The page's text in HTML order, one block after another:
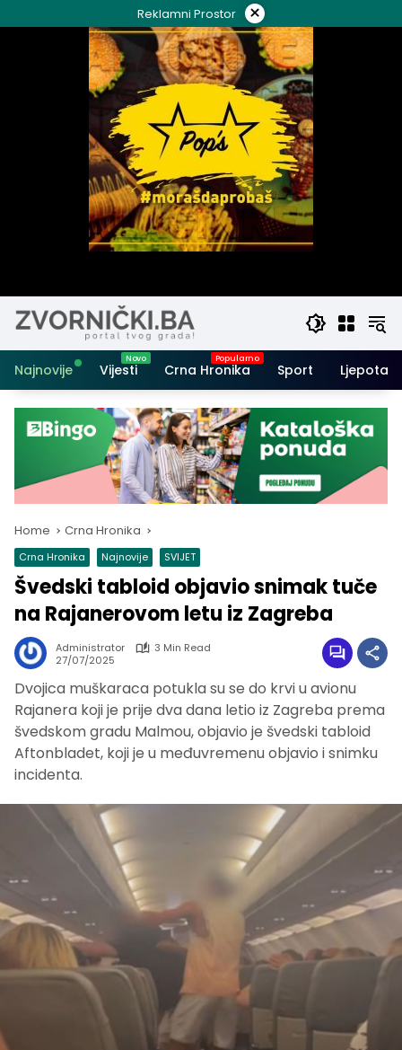
to
Reklamni Prostor ×
Najnovije Vijesti Crna Hronika Sport Ljepota i
Home Crna Hronika
Crna Hronika Najnovije SVIJET
Švedski tabloid objavio snimak tuče
na Rajanerovom letu iz Zagreba
Administrator
3 Min Read
27/07/2025
Dvojica muškaraca potukla su se do krvi u avionu
Rajanera koji je prije dva dana letio iz Zagreba prema
švedskom gradu Malmou, objavio je švedski tabloid
Aftonbladet, koji je u međuvremenu objavio i snimku
incidenta.